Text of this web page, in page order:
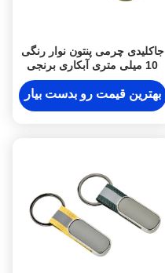
جاکلیدی چرمی پنتون نوار رنگی
10 میلی متری آبکاری برنجی
شخصی
بهترین قیمت رو بدست بیار